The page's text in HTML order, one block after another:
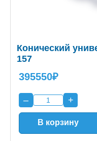
Конический
157
395550₽
– +
В корзину